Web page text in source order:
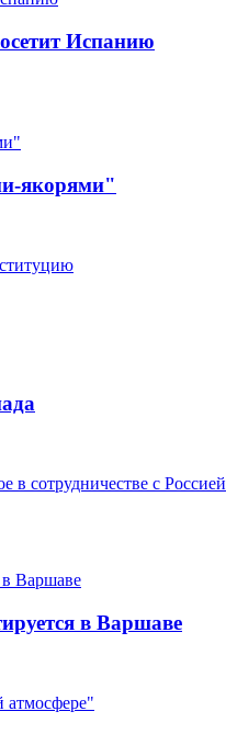
Испанию
якорями"
в сотрудничестве с Россией
в Варшаве
атмосфере"